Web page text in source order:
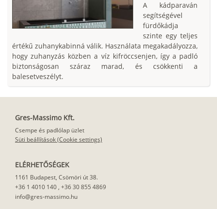
A kádparaván
segítségével
fürdőkádja
szinte egy teljes
értékű zuhanykabinná válik. Használata megakadályozza,
hogy zuhanyzás közben a víz kifröccsenjen, így a padló
biztonságosan száraz marad, és csökkenti a
balesetveszélyt.
Gres-Massimo Kft.
Csempe és padlólap üzlet
Süti beállítások (Cookie settings)
ELÉRHETŐSÉGEK
1161 Budapest, Csömöri út 38.
+36 1 4010 140 , +36 30 855 4869
info@gres-massimo.hu